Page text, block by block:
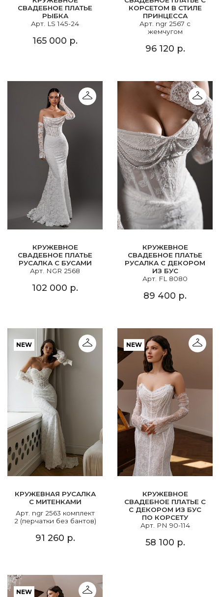
СВАДЕБНОЕ ПЛАТЬЕ
РЫБКА
Арт. LS 145-24
165 000 р.
КОРСЕТОМ В СТИЛЕ
ПРИНЦЕССА
Арт. ngr 2567 с
жемчугом
96 120 р.
КРУЖЕВНОЕ
СВАДЕБНОЕ ПЛАТЬЕ
РУСАЛКА С БУСАМИ
Арт. NGR 2568
102 000 р.
КРУЖЕВНОЕ
СВАДЕБНОЕ ПЛАТЬЕ
РУСАЛКА С ДЕКОРОМ
ИЗ БУС
Арт. FL 8080
89 400 р.
NEW
КРУЖЕВНАЯ РУСАЛКА
С МИТЕНКАМИ
Арт. ngr 2563 комплект
2 (перчатки без бантов)
91 260 р.
NEW
КРУЖЕВНОЕ
СВАДЕБНОЕ ПЛАТЬЕ C
С ДЕКОРОМ ИЗ БУС
ПО КОРСЕТУ
Арт. PN 90-114
58 100 р.
NEW